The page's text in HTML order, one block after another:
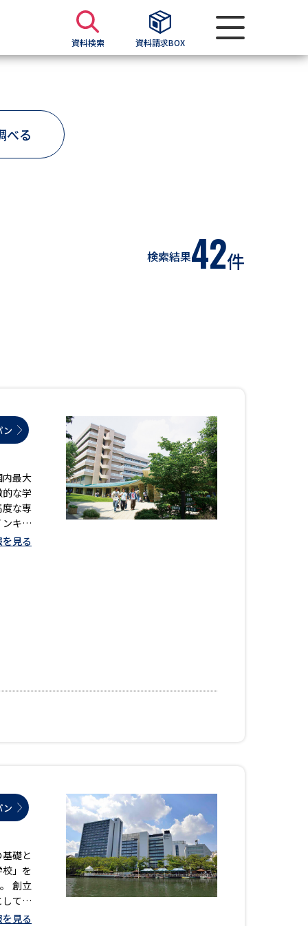
資料検索 資料請求BOX
請求
大学検索
ーバルに強い大学特集
資料検索
先輩が入学を決めた理由
立ちガイド
べる
検索結果42件
ン
最大
な学
な専
キャ
イト
見る
ン
礎と
」を
創立
て掲
いう
見る